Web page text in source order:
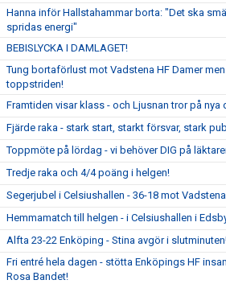
Hanna inför Hallstahammar borta: "Det ska
spridas energi"
BEBISLYCKA I DAMLAGET!
Tung bortaförlust mot Vadstena HF Damer men
toppstriden!
Framtiden visar klass - och Ljusnan tror på nya
Fjärde raka - stark start, starkt försvar, stark
Toppmöte på lördag - vi behöver DIG på
Tredje raka och 4/4 poäng i helgen!
Segerjubel i Celsiushallen - 36-18 mot
Hemmamatch till helgen - i Celsiushallen i
Alfta 23-22 Enköping - Stina avgör i
Fri entré hela dagen - stötta Enköpings HF
Rosa Bandet!